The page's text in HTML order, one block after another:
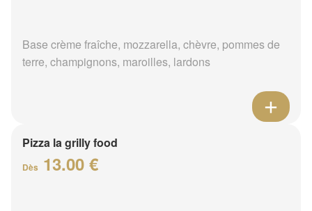
Base crème fraîche, mozzarella, chèvre, pommes de
terre, champignons, maroilles, lardons
Pizza la grilly food
Dès 13.00 €